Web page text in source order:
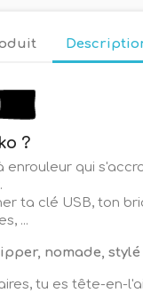
?
enrouleur qui
ta clé USB, ton
...
nomade,
tu es tête-en-